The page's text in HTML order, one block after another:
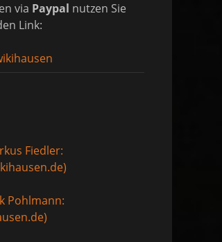
via Paypal nutzen Sie
Link:
Fiedler:
Pohlmann: